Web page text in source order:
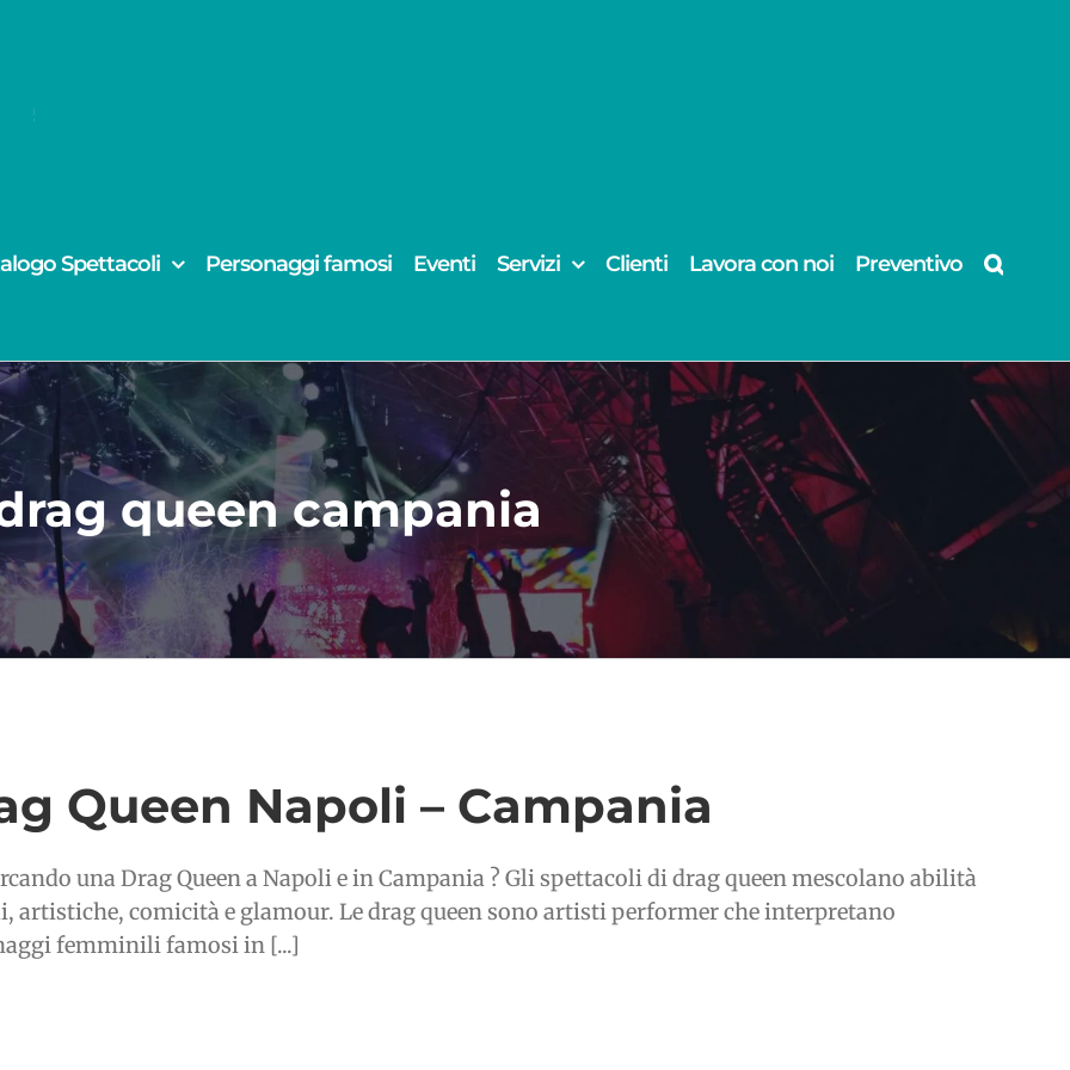
Spettacoli Personaggi famosi Eventi Servizi Clienti Lavora con noi Preventivo
queen campania
Queen Napoli – Campania
una Drag Queen a Napoli e in Campania ? Gli spettacoli di drag queen mescolano abilità
artistiche, comicità e glamour. Le drag queen sono artisti performer che interpretano
femminili famosi in [...]